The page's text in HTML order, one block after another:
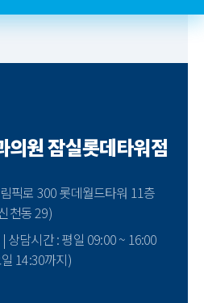
의원 잠실롯데타워점
픽로 300 롯데월드타워 11층
천동 29)
상담시간 : 평일 09:00 ~ 16:00
14:30까지)